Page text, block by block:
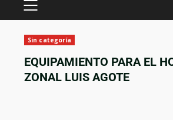
Sin categoría
EQUIPAMIENTO PARA EL
ZONAL LUIS AGOTE